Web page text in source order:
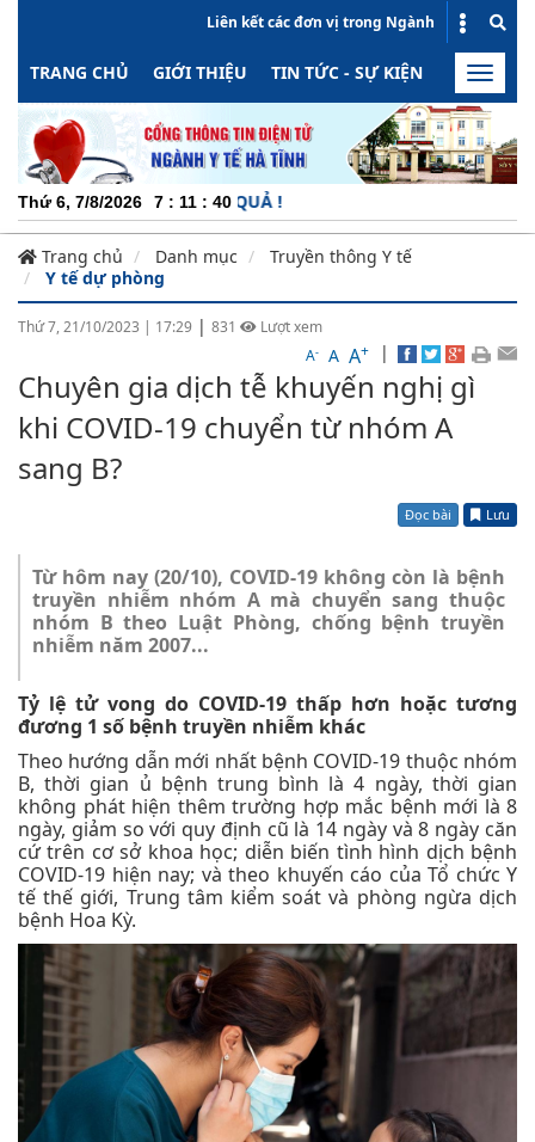
Liên kết các đơn vị trong Ngành
TRANG CHỦ GIỚI THIỆU TIN TỨC - SỰ KIỆN HOẠT
Toggle
Thứ 6, 7/8/2026 7 : 11 : 40
Trang chủ Danh mục
Truyền thông Y tế
Y tế dự phòng
Thứ 7, 21/10/2023 | 17:29 | 831
Lượt xem
A- A A+ |
Chuyên gia dịch tễ khuyến nghị gì
khi COVID-19 chuyển từ nhóm A
sang B?
Đọc bài Lưu
Từ hôm nay (20/10), COVID-19 không còn là bệnh
truyền nhiễm nhóm A mà chuyển sang thuộc
nhóm B theo Luật Phòng, chống bệnh truyền
nhiễm năm 2007...
Tỷ lệ tử vong do COVID-19 thấp hơn hoặc tương
đương 1 số bệnh truyền nhiễm khác
Theo hướng dẫn mới nhất bệnh COVID-19 thuộc nhóm
B, thời gian ủ bệnh trung bình là 4 ngày, thời gian
không phát hiện thêm trường hợp mắc bệnh mới là 8
ngày, giảm so với quy định cũ là 14 ngày và 8 ngày căn
cứ trên cơ sở khoa học; diễn biến tình hình dịch bệnh
COVID-19 hiện nay; và theo khuyến cáo của Tổ chức Y
tế thế giới, Trung tâm kiểm soát và phòng ngừa dịch
bệnh Hoa Kỳ.